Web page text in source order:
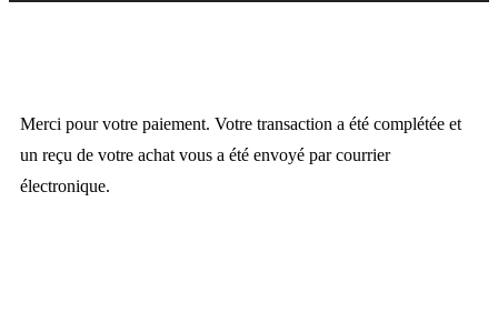
Merci pour votre paiement. Votre transaction a été complétée et
un reçu de votre achat vous a été envoyé par courrier
électronique.